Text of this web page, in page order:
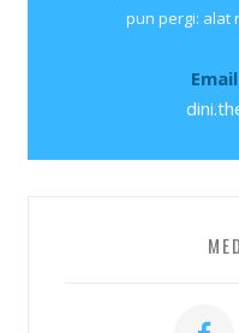
pun pergi: alat